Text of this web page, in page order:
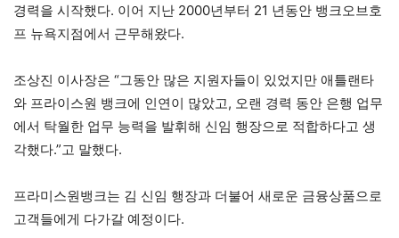
경력을 시작했다. 이어 지난 2000년부터 21 년동안 뱅크오브호
프 뉴욕지점에서 근무해왔다.
조상진 이사장은 “그동안 많은 지원자들이 있었지만 애틀랜타
와 프라이스원 뱅크에 인연이 많았고, 오랜 경력 동안 은행 업무
에서 탁월한 업무 능력을 발휘해 신임 행장으로 적합하다고 생
각했다.”고 말했다.
프라미스원뱅크는 김 신임 행장과 더불어 새로운 금융상품으로
고객들에게 다가갈 예정이다.